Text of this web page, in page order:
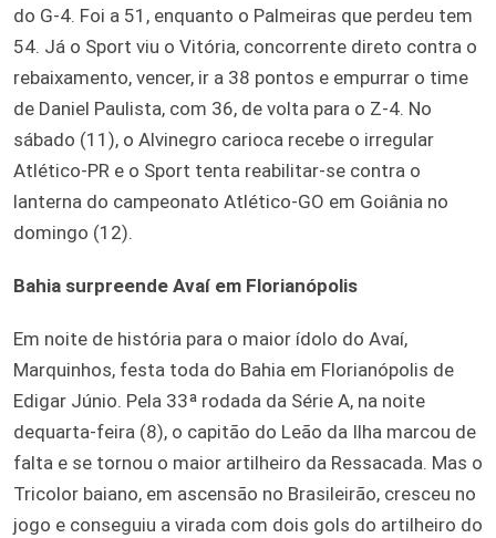
do G-4. Foi a 51, enquanto o Palmeiras que perdeu tem
54. Já o Sport viu o Vitória, concorrente direto contra o
rebaixamento, vencer, ir a 38 pontos e empurrar o time
de Daniel Paulista, com 36, de volta para o Z-4. No
sábado (11), o Alvinegro carioca recebe o irregular
Atlético-PR e o Sport tenta reabilitar-se contra o
lanterna do campeonato Atlético-GO em Goiânia no
domingo (12).
Bahia surpreende Avaí em Florianópolis
Em noite de história para o maior ídolo do Avaí,
Marquinhos, festa toda do Bahia em Florianópolis de
Edigar Júnio. Pela 33ª rodada da Série A, na noite
dequarta-feira (8), o capitão do Leão da Ilha marcou de
falta e se tornou o maior artilheiro da Ressacada. Mas o
Tricolor baiano, em ascensão no Brasileirão, cresceu no
jogo e conseguiu a virada com dois gols do artilheiro do